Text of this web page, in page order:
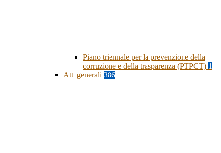
Piano triennale per la prevenzione della
corruzione e della trasparenza (PTPCT) 1
Atti generali 386